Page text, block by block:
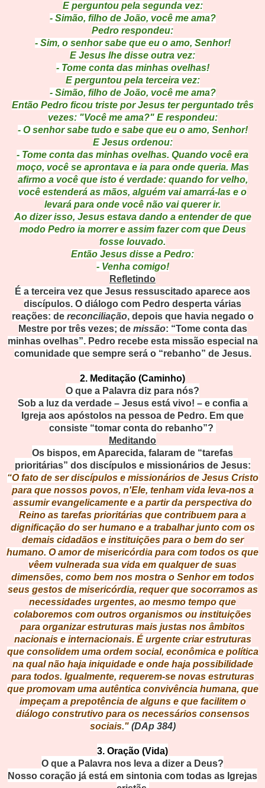
E perguntou pela segunda vez:
- Simão, filho de João, você me ama?
Pedro respondeu:
- Sim, o senhor sabe que eu o amo, Senhor!
E Jesus lhe disse outra vez:
- Tome conta das minhas ovelhas!
E perguntou pela terceira vez:
- Simão, filho de João, você me ama?
Então Pedro ficou triste por Jesus ter perguntado três
vezes: "Você me ama?" E respondeu:
- O senhor sabe tudo e sabe que eu o amo, Senhor!
E Jesus ordenou:
- Tome conta das minhas ovelhas. Quando você era
moço, você se aprontava e ia para onde queria. Mas
afirmo a você que isto é verdade: quando for velho,
você estenderá as mãos, alguém vai amarrá-las e o
levará para onde você não vai querer ir.
Ao dizer isso, Jesus estava dando a entender de que
modo Pedro ia morrer e assim fazer com que Deus
fosse louvado.
Então Jesus disse a Pedro:
- Venha comigo!
Refletindo
É a terceira vez que Jesus ressuscitado aparece aos
discípulos. O diálogo com Pedro desperta várias
reações: de reconciliação, depois que havia negado o
Mestre por três vezes; de missão: “Tome conta das
minhas ovelhas”. Pedro recebe esta missão especial na
comunidade que sempre será o “rebanho” de Jesus.
2. Meditação (Caminho)
O que a Palavra diz para nós?
Sob a luz da verdade – Jesus está vivo! – e confia a
Igreja aos apóstolos na pessoa de Pedro. Em que
consiste “tomar conta do rebanho”?
Meditando
Os bispos, em Aparecida, falaram de “tarefas
prioritárias” dos discípulos e missionários de Jesus:
“O fato de ser discípulos e missionários de Jesus Cristo
para que nossos povos, n'Ele, tenham vida leva-nos a
assumir evangelicamente e a partir da perspectiva do
Reino as tarefas prioritárias que contribuem para a
dignificação do ser humano e a trabalhar junto com os
demais cidadãos e instituições para o bem do ser
humano. O amor de misericórdia para com todos os que
vêem vulnerada sua vida em qualquer de suas
dimensões, como bem nos mostra o Senhor em todos
seus gestos de misericórdia, requer que socorramos as
necessidades urgentes, ao mesmo tempo que
colaboremos com outros organismos ou instituições
para organizar estruturas mais justas nos âmbitos
nacionais e internacionais. É urgente criar estruturas
que consolidem uma ordem social, econômica e política
na qual não haja iniquidade e onde haja possibilidade
para todos. Igualmente, requerem-se novas estruturas
que promovam uma autêntica convivência humana, que
impeçam a prepotência de alguns e que facilitem o
diálogo construtivo para os necessários consensos
sociais." (DAp 384)
3. Oração (Vida)
O que a Palavra nos leva a dizer a Deus?
Nosso coração já está em sintonia com todas as Igrejas